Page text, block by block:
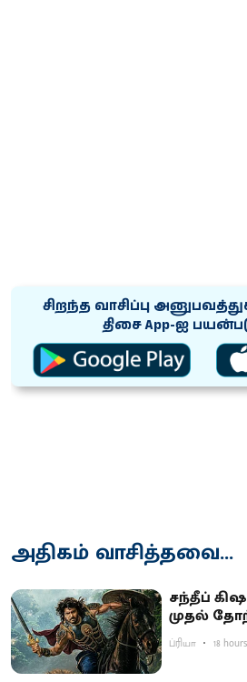
சிறந்த வாசிப்பு
திசை App-ஐ
அதிகம் வாசித்தவை...
சந்தீப்
முதல்
ப்ரியா 18